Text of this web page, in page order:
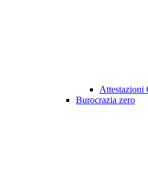
Attestazioni
Burocrazia zero